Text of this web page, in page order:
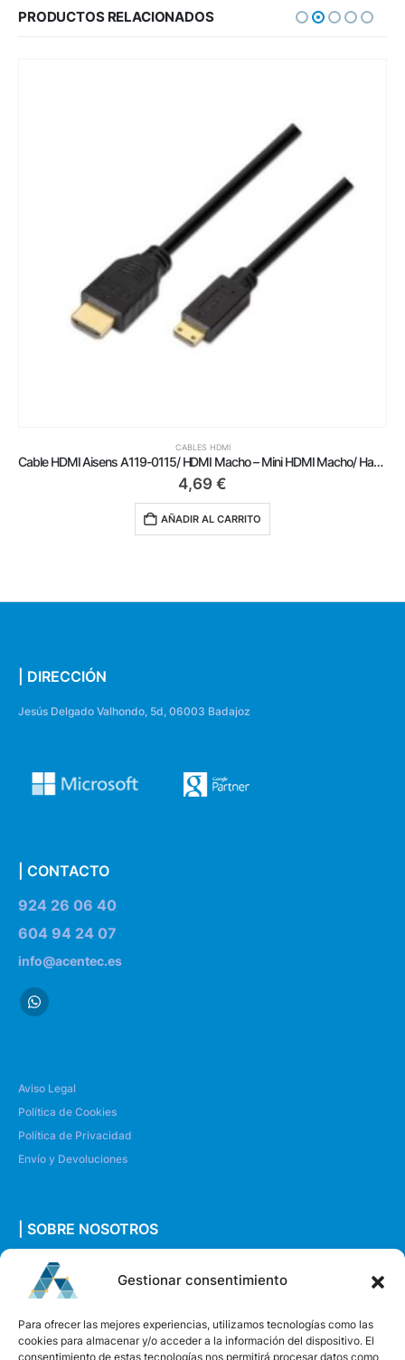
Gestionar consentimiento
Para ofrecer las mejores experiencias, utilizamos tecnologías como las
cookies para almacenar y/o acceder a la información del dispositivo. El
consentimiento de estas tecnologías nos permitirá procesar datos como
PRODUCTOS RELACIONADOS
CABLES HDMI
Cable HDMI Aisens A119-0115/ HDMI Macho – Mini HDMI Macho/ Hasta 10W/ 720Mbps/ 3m/ Negro
4,69 €
AÑADIR AL CARRITO
| DIRECCIÓN
Jesús Delgado Valhondo, 5d, 06003 Badajoz
| CONTACTO
924 26 06 40
604 94 24 07
info@acentec.es
Aviso Legal
Política de Cookies
Política de Privacidad
Envío y Devoluciones
| SOBRE NOSOTROS
Quiénes somos
Envíanos un mensaje